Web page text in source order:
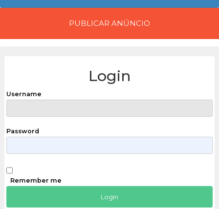
PUBLICAR ANÚNCIO
Login
Username
Password
Remember me